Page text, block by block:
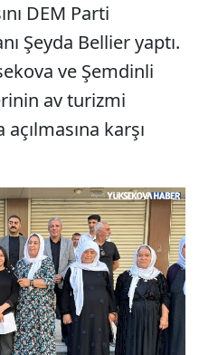
DEM Parti
Şeyda Bellier yaptı.
ve Şemdinli
av turizmi
karşı